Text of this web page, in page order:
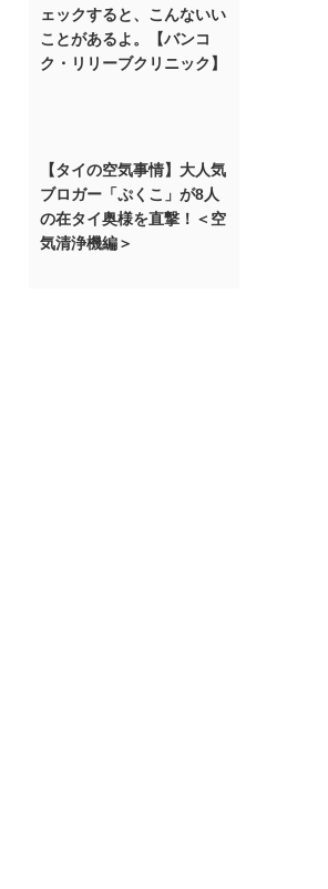
ェックすると、こんないい
ことがあるよ。【バンコ
ク・リリーブクリニック】
【タイの空気事情】大人気
ブロガー「ぷくこ」が8人
の在タイ奥様を直撃！＜空
気清浄機編＞